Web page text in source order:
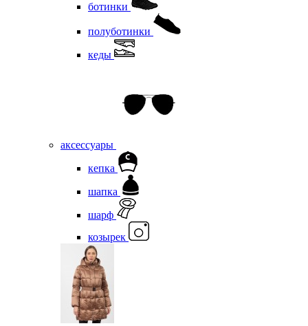
ботинки
полуботинки
кеды
аксессуары
кепка
шапка
шарф
козырек